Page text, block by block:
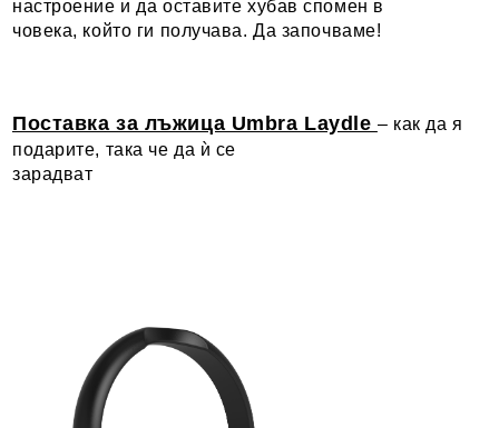
настроение и да оставите хубав спомен в
човека, който ги получава. Да започваме!
Поставка за лъжица Umbra Laydle – как да я
подарите, така че да ѝ се
зарадват